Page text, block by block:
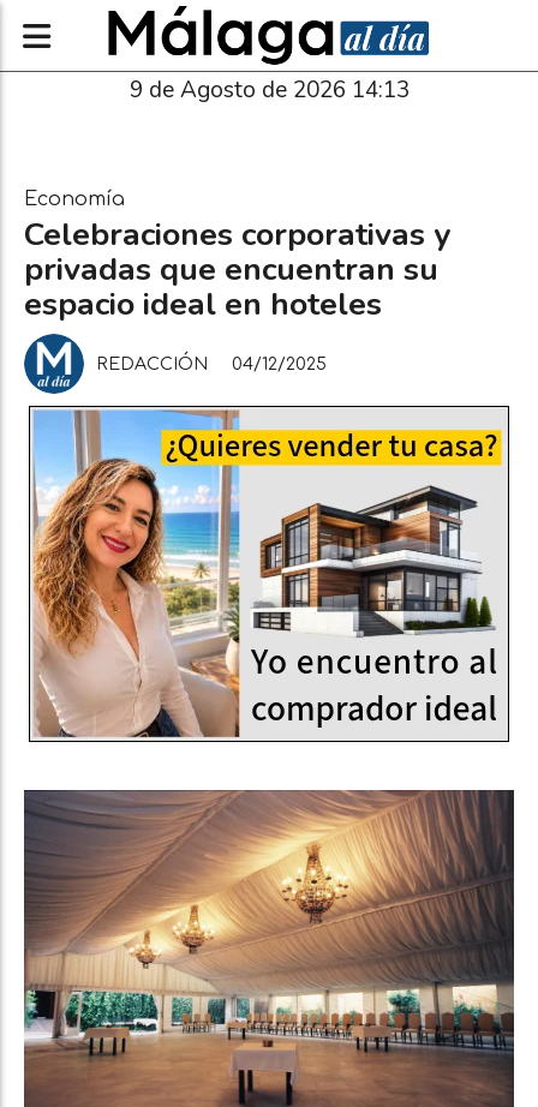
9 de Agosto de 2026 14:13
Celebraciones corporativas y
privadas que encuentran su
espacio ideal en hoteles
Economía
04/12/2025
REDACCIÓN